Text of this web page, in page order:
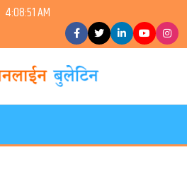
4:08:51 AM